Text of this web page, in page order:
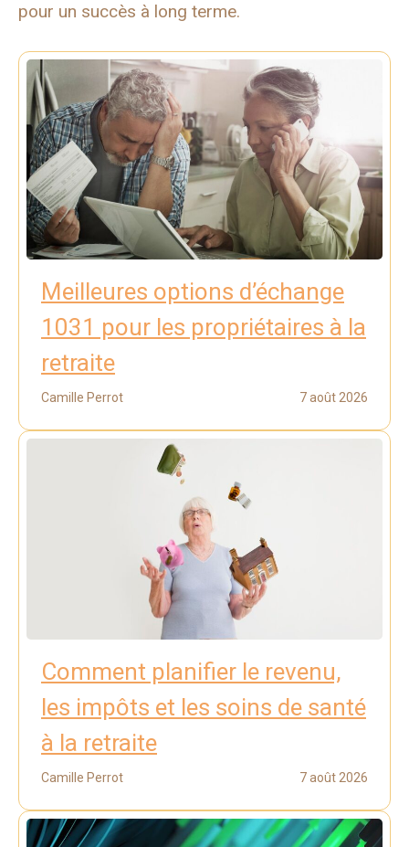
pour un succès à long terme.
Meilleures options d’échange
1031 pour les propriétaires à la
retraite
Camille Perrot 7 août 2026
Comment planifier le revenu,
les impôts et les soins de santé
à la retraite
Camille Perrot 7 août 2026